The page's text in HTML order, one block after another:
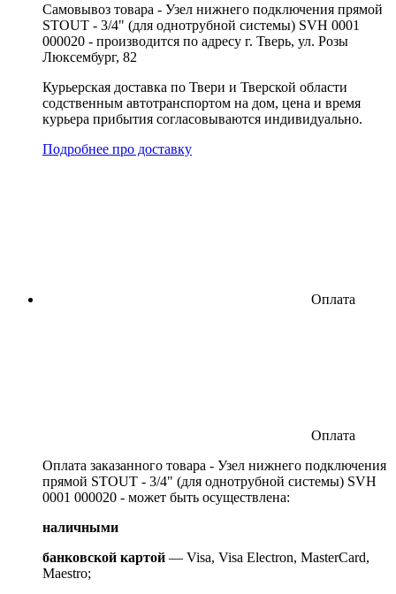
Cамовывоз товара - Узел нижнего подключения прямой
STOUT - 3/4" (для однотрубной системы) SVH 0001
000020 - производится по адресу г. Тверь, ул. Розы
Люксембург, 82
Курьерская доставка по Твери и Тверской области
содственным автотранспортом на дом, цена и время
курьера прибытия согласовываются индивидуально.
Подробнее про доставку
Оплата
Оплата
Оплата заказанного товара - Узел нижнего подключения
прямой STOUT - 3/4" (для однотрубной системы) SVH
0001 000020 - может быть осуществлена:
наличными
банковской картой — Visa, Visa Electron, MasterCard,
Maestro;